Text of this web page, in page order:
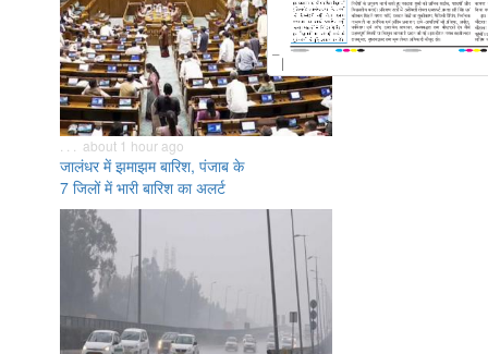
. . . about 1 hour ago
जालंधर में झमाझम बारिश, पंजाब के
7 जिलों में भारी बारिश का अलर्ट